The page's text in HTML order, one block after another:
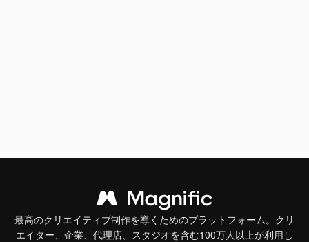
最高のクリエイティブ制作を導くためのプラットフォーム。クリ
エイター、企業、代理店、スタジオを含む100万人以上が利用し